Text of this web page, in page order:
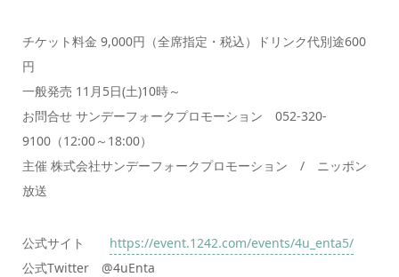
チケット料金 9,000円（全席指定・税込）ドリンク代別途600
円
一般発売 11月5日(土)10時～
お問合せ サンデーフォークプロモーション 052-320-
9100（12:00～18:00）
主催 株式会社サンデーフォークプロモーション / ニッポン
放送
公式サイト https://event.1242.com/events/4u_enta5/
公式Twitter @4uEnta